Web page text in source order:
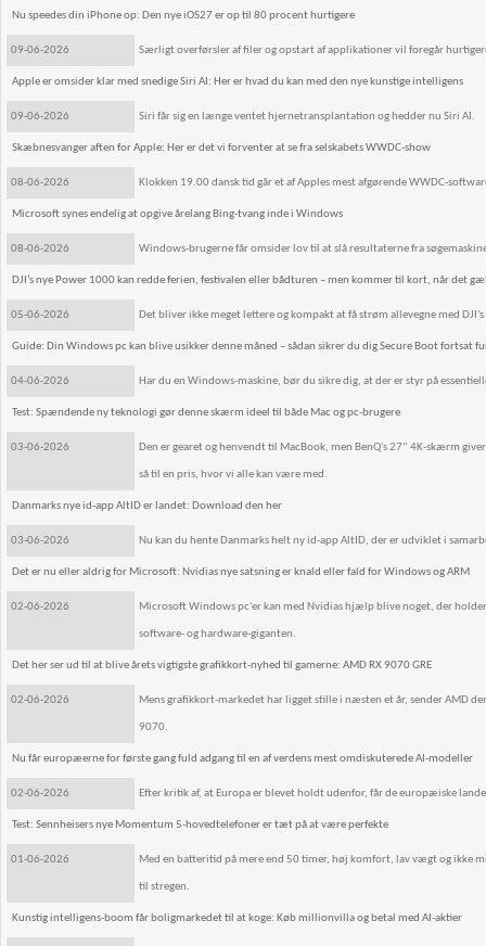
Nu speedes din iPhone op: Den nye iOS27 er op til 80 procent hurtigere
09-06-2026 Særligt overførsler af filer og opstart af applikationer vil foregår
Apple er omsider klar med snedige Siri AI: Her er hvad du kan med den nye kunstige intelligens
09-06-2026 Siri får sig en længe ventet hjernetransplantation og hedder nu Siri AI.
Skæbnesvanger aften for Apple: Her er det vi forventer at se fra selskabets WWDC-show
08-06-2026 Klokken 19.00 dansk tid går et af Apples mest afgørende WWDC-
Microsoft synes endelig at opgive årelang Bing-tvang inde i Windows
08-06-2026 Windows-brugerne får omsider lov til at slå resultaterne fra
DJI’s nye Power 1000 kan redde ferien, festivalen eller bådturen – men kommer til kort, når det
05-06-2026 Det bliver ikke meget lettere og kompakt at få strøm allevegne med
Guide: Din Windows pc kan blive usikker denne måned – sådan sikrer du dig Secure Boot fortsat
04-06-2026 Har du en Windows-maskine, bør du sikre dig, at der er styr på
Test: Spændende ny teknologi gør denne skærm ideel til både Mac og pc-brugere
03-06-2026 Den er gearet og henvendt til MacBook, men BenQ's 27” 4K-skærm
så til en pris, hvor vi alle kan være med.
Danmarks nye id-app AltID er landet: Download den her
03-06-2026 Nu kan du hente Danmarks helt ny id-app AltID, der er udviklet i
Det er nu eller aldrig for Microsoft: Nvidias nye satsning er knald eller fald for Windows og ARM
02-06-2026 Microsoft Windows pc'er kan med Nvidias hjælp blive noget, der
software- og hardware-giganten.
Det her ser ud til at blive årets vigtigste grafikkort-nyhed til gamerne: AMD RX 9070 GRE
02-06-2026 Mens grafikkort-markedet har ligget stille i næsten et år, sender AMD
9070.
Nu får europæerne for første gang fuld adgang til en af verdens mest omdiskuterede AI-modeller
02-06-2026 Efter kritik af, at Europa er blevet holdt udenfor, får de europæiske
Test: Sennheisers nye Momentum 5-hovedtelefoner er tæt på at være perfekte
01-06-2026 Med en batteritid på mere end 50 timer, høj komfort, lav vægt og ikke
til stregen.
Kunstig intelligens-boom får boligmarkedet til at koge: Køb millionvilla og betal med AI-aktier